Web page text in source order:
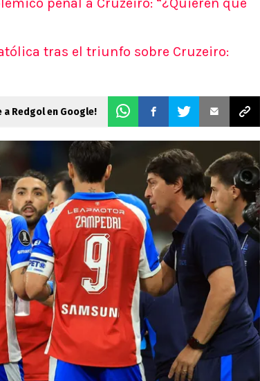
tras el triunfo sobre Cruzeiro:
a Redgol en Google!